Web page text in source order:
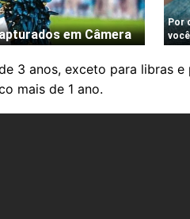
3 anos, exceto para libras
mais de 1 ano.